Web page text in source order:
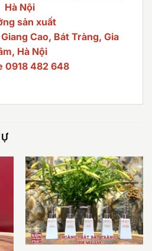
Hà Nội
sản xuất
Cao, Bát Tràng, Gia
Hà Nội
0918 482 648